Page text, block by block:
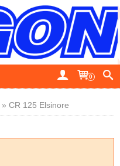
0
» CR 125 Elsinore